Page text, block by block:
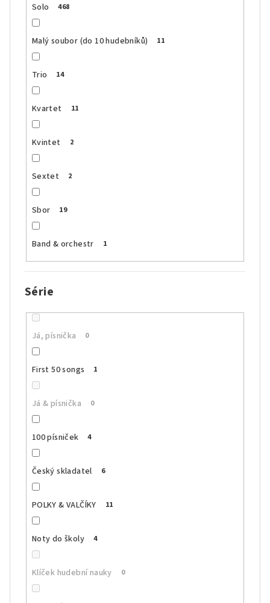
Solo 468
Malý soubor (do 10 hudebníků) 11
Trio 14
Kvartet 11
Kvintet 2
Sextet 2
Sbor 19
Band & orchestr 1
Série
Já, písnička 0
First 50 songs 1
Já & písnička 0
100 písniček 4
Český skladatel 6
POLKY & VALČÍKY 11
Noty do školy 4
Klíček hudební nauky 0